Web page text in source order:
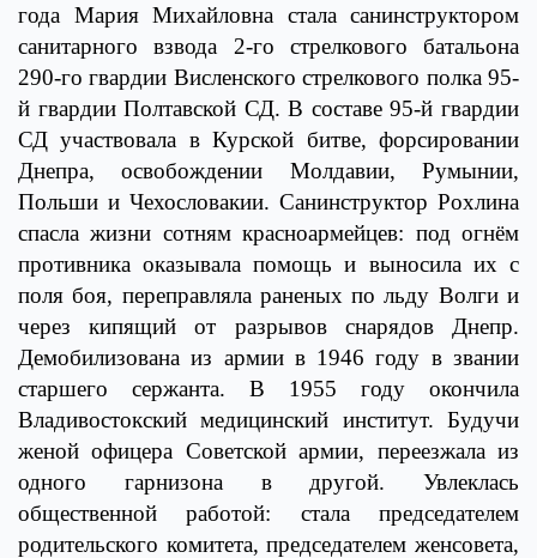
года Мария Михайловна стала санинструктором
санитарного взвода 2-го стрелкового батальона
290-го гвардии Висленского стрелкового полка 95-
й гвардии Полтавской СД. В составе 95-й гвардии
СД участвовала в Курской битве, форсировании
Днепра, освобождении Молдавии, Румынии,
Польши и Чехословакии. Санинструктор Рохлина
спасла жизни сотням красноармейцев: под огнём
противника оказывала помощь и выносила их с
поля боя, переправляла раненых по льду Волги и
через кипящий от разрывов снарядов Днепр.
Демобилизована из армии в 1946 году в звании
старшего сержанта. В 1955 году окончила
Владивостокский медицинский институт. Будучи
женой офицера Советской армии, переезжала из
одного гарнизона в другой. Увлеклась
общественной работой: стала председателем
родительского комитета, председателем женсовета,